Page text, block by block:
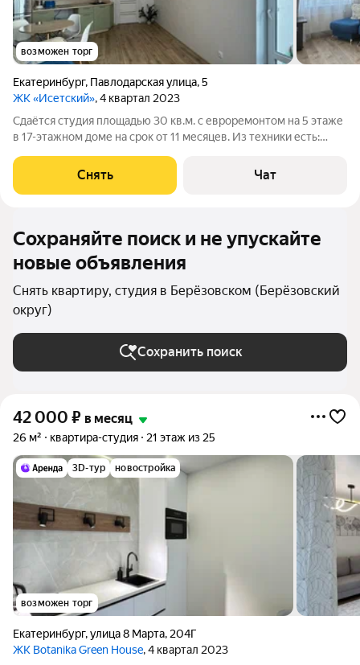
возможен торг
Екатеринбург, Павлодарская улица,5
ЖК «Исетский», 4 квартал 2023
Сдаётся студия площадью 30 кв.м. с евроремонтом на 5 этаже
в 17-этажном доме на срок от 11 месяцев. Из техники есть:
выходят на улицу. В подъезде 2 лифта - 1 грузовой и 1
пассажирский. Во дворе
Снять Чат
Сохраняйте поиск и не упускайте
новые объявления
Снять квартиру, студия в Берёзовском (Берёзовский
округ)
Сохранить поиск
42 000 ₽ в месяц
26 м² квартира-студия 21 этаж из 25
3D-тур новостройка
возможен торг
Екатеринбург,улица 8 Марта, 204Г
ЖК Botanika Green House, 4 квартал 2023